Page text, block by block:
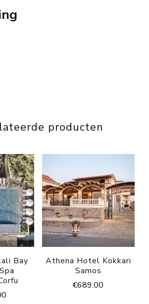
producten
Bay
Athena Hotel Kokkari
Samos
€689.00